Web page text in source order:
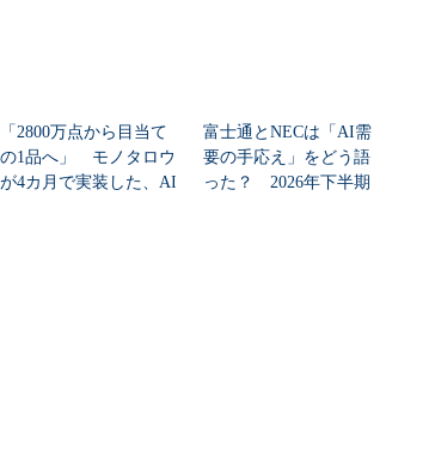
「2800万点から目当て
の1品へ」 モノタロウ
が4カ月で実装した、AI
富士通とNECは「AI需
要の手応え」をどう語
った？ 2026年下半期